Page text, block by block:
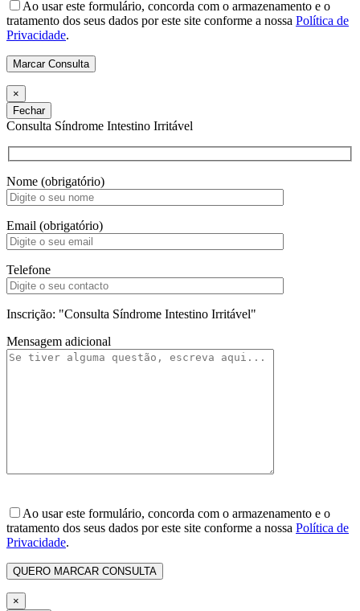
Please leave this field empty.
Ao usar este formulário, concorda com o armazenamento e o
tratamento dos seus dados por este site conforme a nossa Política de
Privacidade.
×
Fechar
Consulta Síndrome Intestino Irritável
Nome (obrigatório)
Email (obrigatório)
Telefone
Inscrição: "Consulta Síndrome Intestino Irritável"
Mensagem adicional
Ao usar este formulário, concorda com o armazenamento e o
tratamento dos seus dados por este site conforme a nossa Política de
Privacidade.
×